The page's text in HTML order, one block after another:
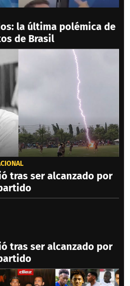
la última polémica de
de Brasil
tras ser alcanzado por
tras ser alcanzado por